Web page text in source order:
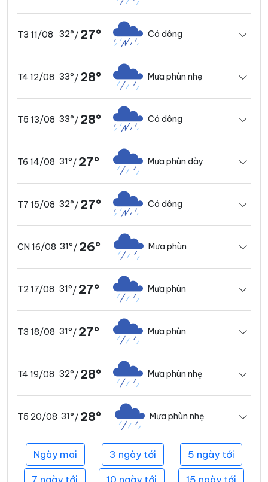
T3 11/08 32°/ 27° Có dông
T4 12/08 33°/ 28° Mưa phùn nhẹ
T5 13/08 33°/ 28° Có dông
T6 14/08 31°/ 27° Mưa phùn dày
T7 15/08 32°/ 27° Có dông
CN 16/08 31°/ 26° Mưa phùn
T2 17/08 31°/ 27° Mưa phùn
T3 18/08 31°/ 27° Mưa phùn
T4 19/08 32°/ 28° Mưa phùn nhẹ
T5 20/08 31°/ 28° Mưa phùn nhẹ
Ngày mai 3 ngày tới 5 ngày tới
7 ngày tới 10 ngày tới 15 ngày tới